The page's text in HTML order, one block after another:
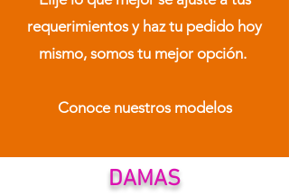
requerimientos y haz tu pedido hoy
mismo, somos tu mejor opción.
Conoce nuestros modelos
DAMAS